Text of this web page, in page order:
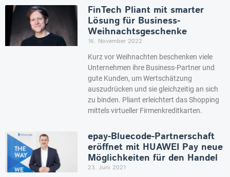
FinTech Pliant mit smarter
Lösung für Business-
Weihnachtsgeschenke
16. November 2022
Kurz vor Weihnachten beschenken viele
Unternehmen ihre Business-Partner und
gute Kunden, um Wertschätzung
auszudrücken und sie gleichzeitig an sich
zu binden. Pliant erleichtert das Shopping
mittels virtueller Firmenkreditkarten.
epay-Bluecode-Partnerschaft
eröffnet mit HUAWEI Pay neue
Möglichkeiten für den Handel
23. Juni 2021